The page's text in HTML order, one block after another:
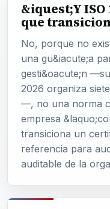
&iquest;Y ISO
que
No, porque no
una gu&iacute;a
gesti&oacute;n
2026 organiza
—, no una norma
empresa
transiciona un
referencia para
auditable de la